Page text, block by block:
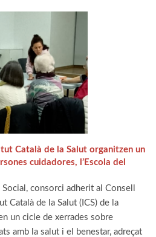
Català de la Salut organitzen un
cuidadores, l’Escola del
consorci adherit al Consell
Català de la Salut (ICS) de la
un cicle de xerrades sobre
amb la salut i el benestar, adreçat